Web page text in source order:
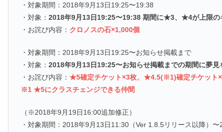
・対象期間：2018年9月13日19:25〜19:38
・対象：2018年9月13日19:25〜19:38 期間に★3、★4が上限の
・お詫び内容： クロノスの石×1,000個
・対象期間：2018年9月13日19:25〜お知らせ掲載まで
・対象：2018年9月13日19:25〜お知らせ掲載までの期間に夢
・お詫び内容：★5確定チケット×3枚、★4.5(※1)確定チケット
※1 ★5にクラスチェンジできる仲間
（※2018年9月19日16:00追加修正）
・対象期間：2018年9月13日11:30（Ver 1.8.5リリース以降）